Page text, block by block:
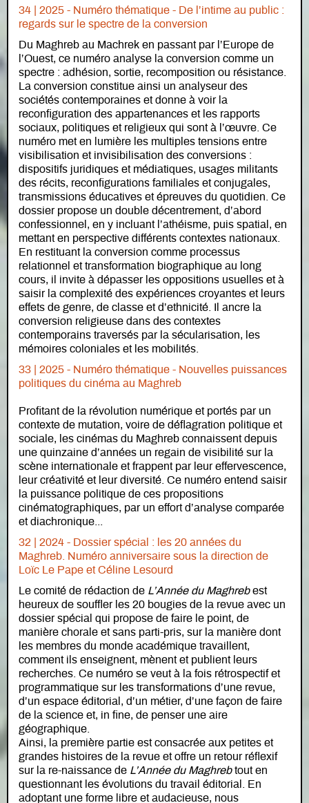
34 | 2025 - Numéro thématique - De l’intime au public :
regards sur le spectre de la conversion
Du Maghreb au Machrek en passant par l’Europe de
l’Ouest, ce numéro analyse la conversion comme un
spectre : adhésion, sortie, recomposition ou résistance.
La conversion constitue ainsi un analyseur des
sociétés contemporaines et donne à voir la
reconfiguration des appartenances et les rapports
sociaux, politiques et religieux qui sont à l’œuvre. Ce
numéro met en lumière les multiples tensions entre
visibilisation et invisibilisation des conversions :
dispositifs juridiques et médiatiques, usages militants
des récits, reconfigurations familiales et conjugales,
transmissions éducatives et épreuves du quotidien. Ce
dossier propose un double décentrement, d’abord
confessionnel, en y incluant l’athéisme, puis spatial, en
mettant en perspective différents contextes nationaux.
En restituant la conversion comme processus
relationnel et transformation biographique au long
cours, il invite à dépasser les oppositions usuelles et à
saisir la complexité des expériences croyantes et leurs
effets de genre, de classe et d’ethnicité. Il ancre la
conversion religieuse dans des contextes
contemporains traversés par la sécularisation, les
mémoires coloniales et les mobilités.
33 | 2025 - Numéro thématique - Nouvelles puissances
politiques du cinéma au Maghreb
Profitant de la révolution numérique et portés par un
contexte de mutation, voire de déflagration politique et
sociale, les cinémas du Maghreb connaissent depuis
une quinzaine d’années un regain de visibilité sur la
scène internationale et frappent par leur effervescence,
leur créativité et leur diversité. Ce numéro entend saisir
la puissance politique de ces propositions
cinématographiques, par un effort d’analyse comparée
et diachronique...
32 | 2024 - Dossier spécial : les 20 années du
Maghreb. Numéro anniversaire sous la direction de
Loïc Le Pape et Céline Lesourd
Le comité de rédaction de L’Année du Maghrebest
heureux de souffler les 20 bougies de la revue avec un
dossier spécial qui propose de faire le point, de
manière chorale et sans parti-pris, sur la manière dont
les membres du monde académique travaillent,
comment ils enseignent, mènent et publient leurs
recherches. Ce numéro se veut à la fois rétrospectif et
programmatique sur les transformations d’une revue,
d’un espace éditorial, d’un métier, d’une façon de faire
de la science et, in fine, de penser une aire
géographique.
Ainsi, la première partie est consacrée aux petites et
grandes histoires de la revue et offre un retour réflexif
sur la re-naissance de L’Année du Maghrebtout en
questionnant les évolutions du travail éditorial. En
adoptant une forme libre et audacieuse, nous